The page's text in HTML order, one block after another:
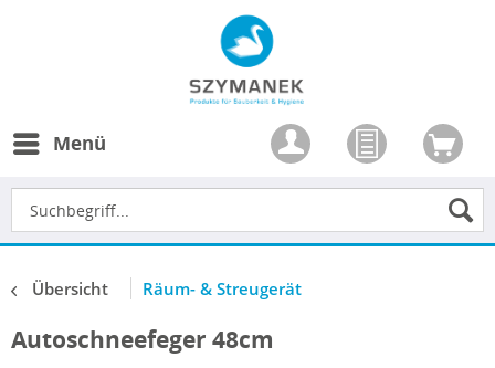
Menü
Übersicht Räum- & Streugerät
Autoschneefeger 48cm